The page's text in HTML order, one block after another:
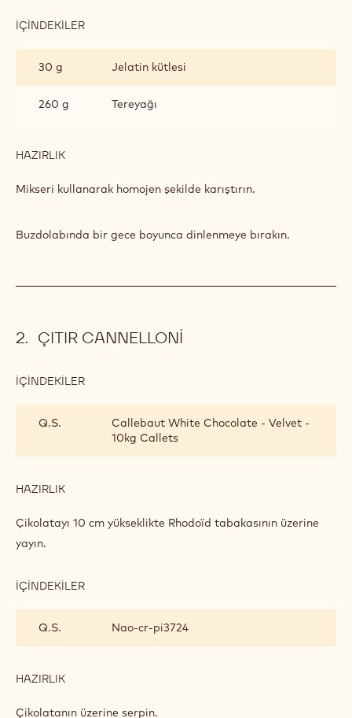
İÇINDEKILER
CRÉMEUX
30 g Jelatin kütlesi
260 g Tereyağı
HAZIRLIK
FISTIKLI
Mikseri kullanarak homojen şekilde karıştırın.
Buzdolabında bir gece boyunca dinlenmeye bırakın.
ÇITIR CANNELLONI
İÇINDEKILER
Q.S.
Callebaut White Chocolate - Velvet -
10kg Callets
HAZIRLIK
CANNELLONI
Çikolatayı 10 cm yükseklikte Rhodoïd tabakasının üzerine
yayın.
İÇINDEKILER
Q.S.
Nao-cr-pi3724
HAZIRLIK
CANNELLONI
Çikolatanın üzerine serpin.